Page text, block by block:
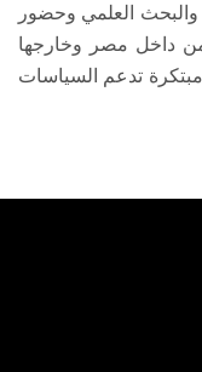
والبحث العلمي وحضور
من داخل مصر وخارجها
تدعم السياسات